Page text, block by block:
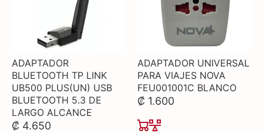
ADAPTADOR
BLUETOOTH TP LINK
UB500 PLUS(UN) USB
BLUETOOTH 5.3 DE
LARGO ALCANCE
₡ 4.650
ADAPTADOR UNIVERSAL
PARA VIAJES NOVA
FEU001001C BLANCO
₡ 1.600